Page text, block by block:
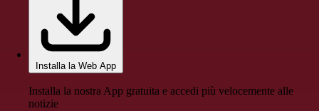
Installa la Web App
Installa la nostra App gratuita e accedi più velocemente alle
notizie